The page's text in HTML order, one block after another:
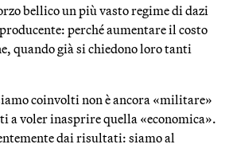
bellico un più vasto regime di dazi
perché aumentare il costo
quando già si chiedono loro tanti
coinvolti non è ancora «militare»
a voler inasprire quella «economica».
dai risultati: siamo al